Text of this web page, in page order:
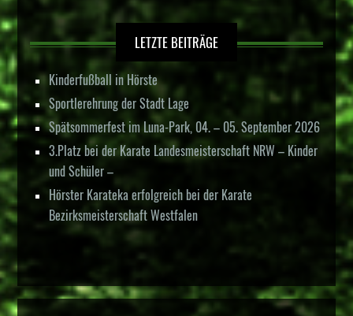
LETZTE BEITRÄGE
Kinderfußball in Hörste
Sportlerehrung der Stadt Lage
Spätsommerfest im Luna-Park, 04. – 05. September 2026
3.Platz bei der Karate Landesmeisterschaft NRW – Kinder
und Schüler –
Hörster Karateka erfolgreich bei der Karate
Bezirksmeisterschaft Westfalen